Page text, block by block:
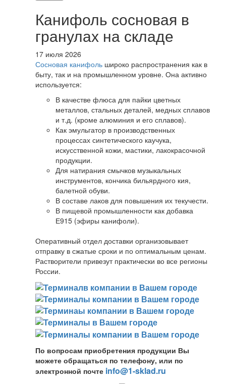
Канифоль сосновая в
гранулах на складе
17 июля 2026
Сосновая канифоль широко распространения как в
быту, так и на промышленном уровне. Она активно
используется:
В качестве флюса для пайки цветных
металлов, стальных деталей, медных сплавов
и т.д. (кроме алюминия и его сплавов).
Как эмульгатор в производственных
процессах синтетического каучука,
искусственной кожи, мастики, лакокрасочной
продукции.
Для натирания смычков музыкальных
инструментов, кончика бильярдного кия,
балетной обуви.
В составе лаков для повышения их текучести.
В пищевой промышленности как добавка
Е915 (эфиры канифоли).
Оперативный отдел доставки организовывает
отправку в сжатые сроки и по оптимальным ценам.
Растворители привезут практически во все регионы
России.
По вопросам приобретения продукции Вы
можете обращаться по телефону, или по
электронной почте info@1-sklad.ru